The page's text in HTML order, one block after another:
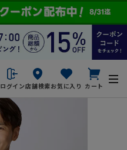
ログイン店舗検索お気に入り カート